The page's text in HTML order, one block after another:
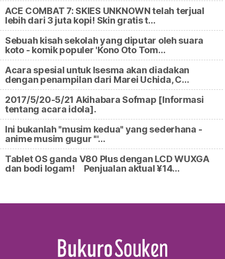
ACE COMBAT 7: SKIES UNKNOWN telah terjual
lebih dari 3 juta kopi! Skin gratis t…
Sebuah kisah sekolah yang diputar oleh suara
koto - komik populer 'Kono Oto Tom…
Acara spesial untuk Isesma akan diadakan
dengan penampilan dari Marei Uchida, C…
2017/5/20-5/21 Akihabara Sofmap [Informasi
tentang acara idola].
Ini bukanlah "musim kedua" yang sederhana -
anime musim gugur "'…
Tablet OS ganda V80 Plus dengan LCD WUXGA
dan bodi logam! Penjualan aktual ¥14…